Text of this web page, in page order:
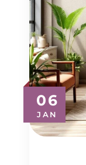
06
JAN